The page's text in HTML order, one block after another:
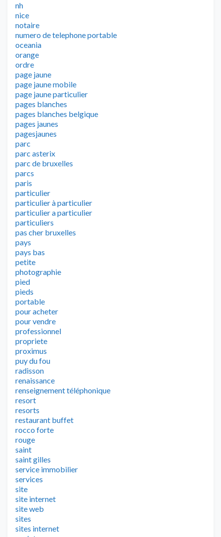
nh
nice
notaire
numero de telephone portable
oceania
orange
ordre
page jaune
page jaune mobile
page jaune particulier
pages blanches
pages blanches belgique
pages jaunes
pagesjaunes
parc
parc asterix
parc de bruxelles
parcs
paris
particulier
particulier à particulier
particulier a particulier
particuliers
pas cher bruxelles
pays
pays bas
petite
photographie
pied
pieds
portable
pour acheter
pour vendre
professionnel
propriete
proximus
puy du fou
radisson
renaissance
renseignement téléphonique
resort
resorts
restaurant buffet
rocco forte
rouge
saint
saint gilles
service immobilier
services
site
site internet
site web
sites
sites internet